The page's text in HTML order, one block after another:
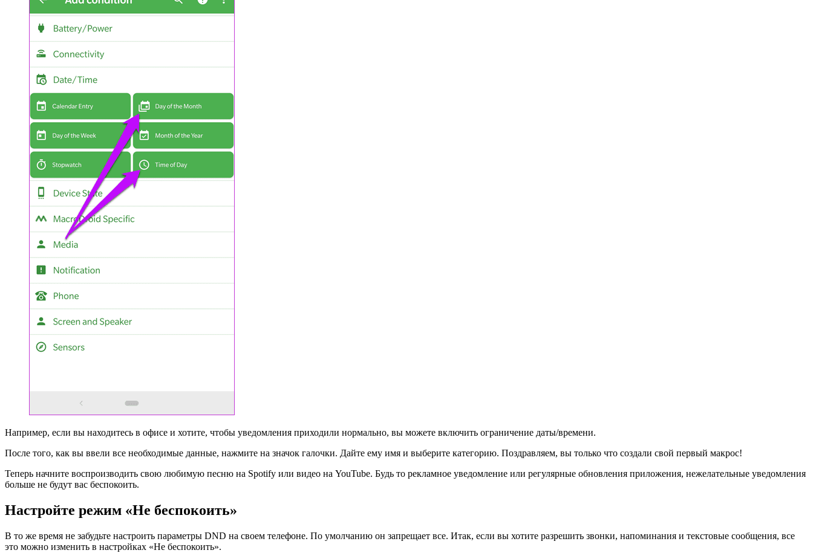
Например, если вы находитесь в офисе и хотите, чтобы уведомления приходили нормально, вы можете включить ограничение даты/времени.
После того, как вы ввели все необходимые данные, нажмите на значок галочки. Дайте ему имя и выберите категорию. Поздравляем, вы только что создали свой первый макрос!
Теперь начните воспроизводить свою любимую песню на Spotify или видео на YouTube. Будь то рекламное уведомление или регулярные обновления приложения, нежелательные уведомления
больше не будут вас беспокоить.
Настройте режим «Не беспокоить»
В то же время не забудьте настроить параметры DND на своем телефоне. По умолчанию он запрещает все. Итак, если вы хотите разрешить звонки, напоминания и текстовые сообщения, все
это можно изменить в настройках «Не беспокоить».